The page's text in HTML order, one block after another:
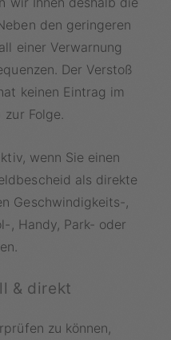
den geringeren
einer Verwarnung
Der Verstoß
keinen Eintrag im
zur Folge.
wenn Sie einen
als direkte
Geschwindigkeits-,
, Handy, Park- oder
& direkt
zu können,